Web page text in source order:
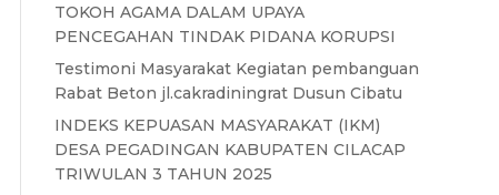
TOKOH AGAMA DALAM UPAYA
PENCEGAHAN TINDAK PIDANA KORUPSI
Testimoni Masyarakat Kegiatan pembanguan
Rabat Beton jl.cakradiningrat Dusun Cibatu
INDEKS KEPUASAN MASYARAKAT (IKM)
DESA PEGADINGAN KABUPATEN CILACAP
TRIWULAN 3 TAHUN 2025